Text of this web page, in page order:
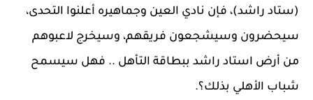
(ستاد راشد)، فإن نادي العين وجماهيره أعلنوا التحدى،
سيحضرون وسيشجعون فريقهم، وسيخرج لاعبوهم
من أرض استاد راشد ببطاقة التأهل .. فهل سيسمح
شباب الأهلي بذلك؟.